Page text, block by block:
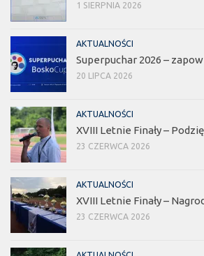
1 SIERPNIA 2026
AKTUALNOŚCI
Superpuchar 2026 –
20 LIPCA 2026
AKTUALNOŚCI
XVIII Letnie Finały –
23 CZERWCA 2026
AKTUALNOŚCI
XVIII Letnie Finały –
23 CZERWCA 2026